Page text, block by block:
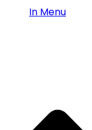
In Menu